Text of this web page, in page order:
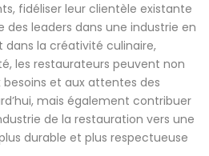
fidéliser leur clientèle existante
leaders dans une industrie en
dans la créativité culinaire,
les restaurateurs peuvent non
et aux attentes des
mais également contribuer
de la restauration vers une
durable et plus respectueuse